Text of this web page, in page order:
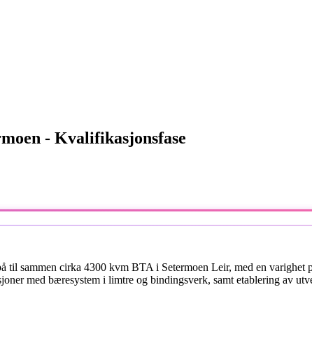
- Kvalifikasjonsfase
sammen cirka 4300 kvm BTA i Setermoen Leir, med en varighet
med bæresystem i limtre og bindingsverk, samt etablering av